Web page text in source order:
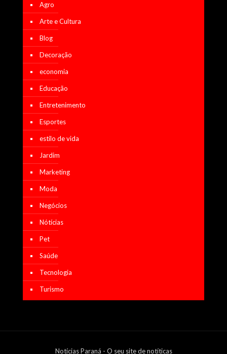
Agro
Arte e Cultura
Blog
Decoração
economia
Educação
Entretenimento
Esportes
estilo de vida
Jardim
Marketing
Moda
Negócios
Nótícias
Pet
Saúde
Tecnologia
Turismo
Notícias Paraná - O seu site de notíticas